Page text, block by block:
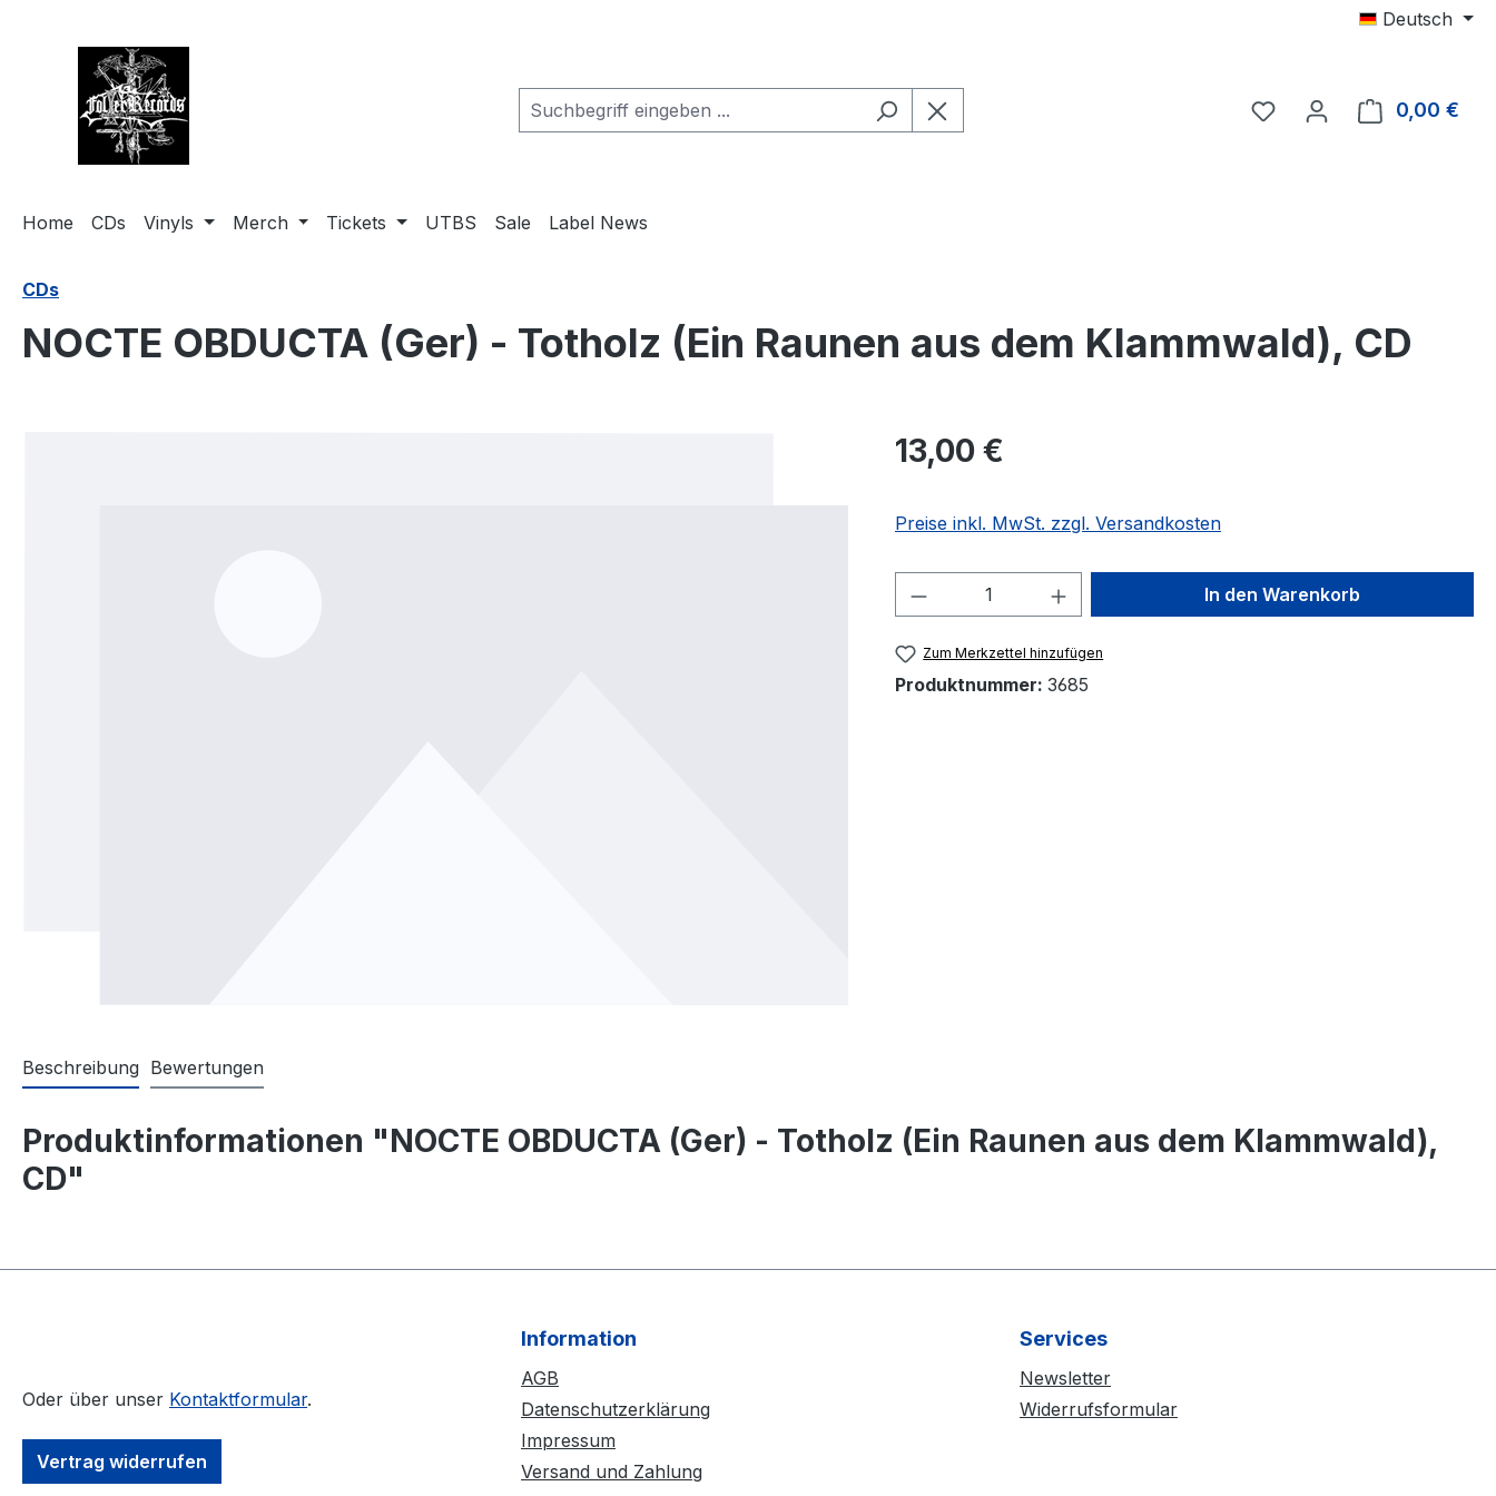
Deutsch
0,00 €
Home CDs Vinyls Merch Tickets UTBS Sale Label News
CDs
NOCTE OBDUCTA (Ger) - Totholz (Ein Raunen aus dem Klammwald), CD
Regulärer Preis:
13,00 €
Preise inkl. MwSt. zzgl. Versandkosten
Produkt Anzahl: Gib den gewünschten Wert
In den Warenkorb
Zum Merkzettel hinzufügen
Produktnummer: 3685
Beschreibung Bewertungen
Produktinformationen "NOCTE OBDUCTA (Ger) - Totholz (Ein Raunen aus dem Klammwald),
CD"
Oder über unser Kontaktformular.
Vertrag widerrufen
Information
AGB
Datenschutzerklärung
Impressum
Versand und Zahlung
Services
Newsletter
Widerrufsformular